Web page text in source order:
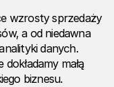
wzrosty sprzedaży
a od niedawna
danych.
małą
biznesu.